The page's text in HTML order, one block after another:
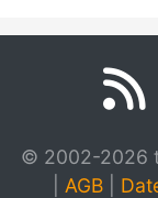
© 2002-2026
AGB